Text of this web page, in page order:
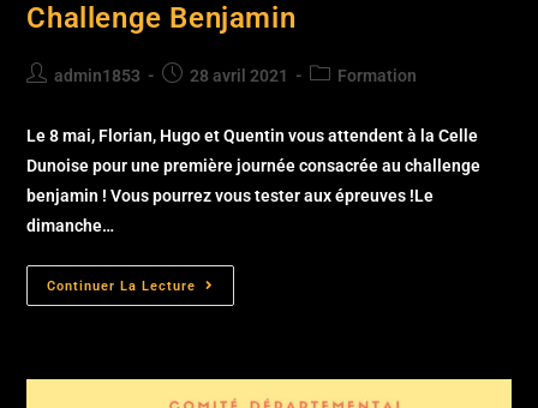
Challenge Benjamin
admin1853 28 avril 2021 Formation
Le 8 mai, Florian, Hugo et Quentin vous attendent à la Celle
Dunoise pour une première journée consacrée au challenge
benjamin ! Vous pourrez vous tester aux épreuves !Le
dimanche…
Continuer La Lecture